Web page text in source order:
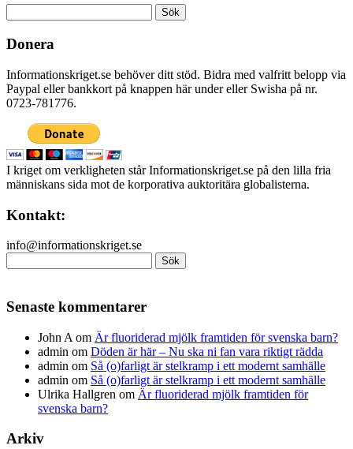
efter:
Donera
Informationskriget.se behöver ditt stöd. Bidra med valfritt belopp via
Paypal eller bankkort på knappen här under eller Swisha på nr.
0723-781776.
I kriget om verkligheten står Informationskriget.se på den lilla fria
människans sida mot de korporativa auktoritära globalisterna.
Kontakt:
info@informationskriget.se
efter:
Senaste kommentarer
John A om Är fluoriderad mjölk framtiden för svenska barn?
admin om Döden är här – Nu ska ni fan vara riktigt rädda
admin om Så (o)farligt är stelkramp i ett modernt samhälle
admin om Så (o)farligt är stelkramp i ett modernt samhälle
Ulrika Hallgren om Är fluoriderad mjölk framtiden för
svenska barn?
Arkiv